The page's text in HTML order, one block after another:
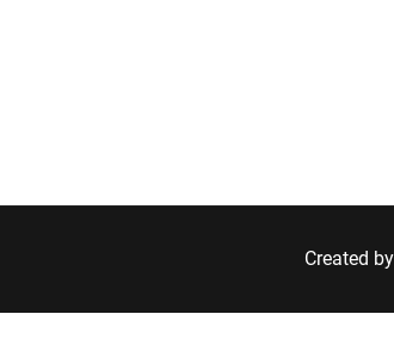
Created by